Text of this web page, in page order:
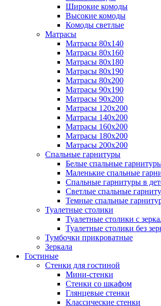
Широкие комоды
Высокие комоды
Комоды светлые
Матрасы
Матрасы 80х140
Матрасы 80х160
Матрасы 80х180
Матрасы 80х190
Матрасы 80х200
Матрасы 90х190
Матрасы 90х200
Матрасы 120х200
Матрасы 140х200
Матрасы 160х200
Матрасы 180х200
Матрасы 200х200
Спальные гарнитуры
Белые спальные
Маленькие спальные
Спальные гарнитуры в
Светлые спальные
Темные спальные
Туалетные столики
Туалетные столики с
Туалетные столики без
Тумбочки прикроватные
Зеркала
Гостиные
Стенки для гостиной
Мини-стенки
Стенки со шкафом
Глянцевые стенки
Классические стенки